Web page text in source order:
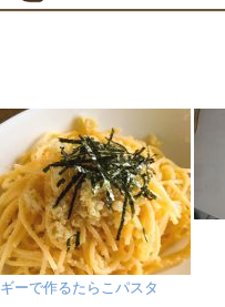
ギーで作るたらこパスタ